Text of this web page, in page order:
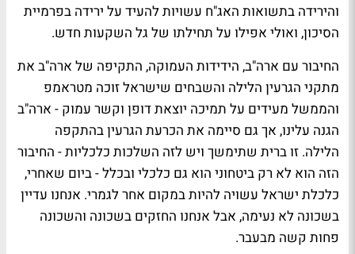
והירידה בתשואות האג"ח עשויות להעיד על ירידה בפרמיית
הסיכון, ואולי אפילו על תחילתו של גל השקעות חדש.
החיבור עם ארה"ב, הידידות העמוקה, התקיפה של ארה"ב את
מתקני הגרעין הלילה והשבחים שישראל זוכה מטראמפ
והממשל מעידים על תמיכה יוצאת דופן וקשר עמוק - ארה"ב
הגנה עלינו, אך גם סיימה את הכרעת הגרעין בהתקפה
הלילה. זו ברית שתימשך ויש לזה השלכות כלכליות - החיבור
הזה הוא לא רק ביטחוני הוא גם כלכלי ובכלל - ביום שאחרי,
כלכלת ישראל עשויה להיות במקום אחר לגמרי. אנחנו עדיין
בשכונה לא נעימה, אבל אנחנו החזקים בשכונה והשכונה
פחות קשה מבעבר.